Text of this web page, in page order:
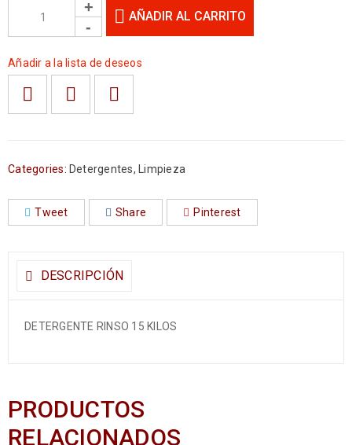
AÑADIR AL CARRITO
Añadir a la lista de deseos
Categories: Detergentes, Limpieza
Tweet Share Pinterest
DESCRIPCIÓN
DETERGENTE RINSO 15 KILOS
PRODUCTOS
RELACIONADOS